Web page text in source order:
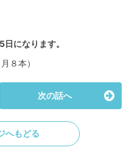
になります。
８本）
次の話へ
へもどる